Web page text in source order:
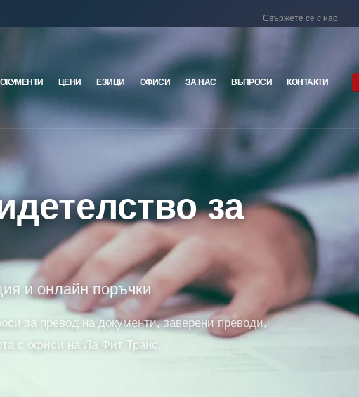
Свържете се с нас
ЦЕНИ ЕЗИЦИ ОФИСИ ЗА НАС ВЪПРОСИ КОНТАКТИ
за
и онлайн поръчки
за превод на документи, заверени преводи,
с офиси на Ла Фит Транс.